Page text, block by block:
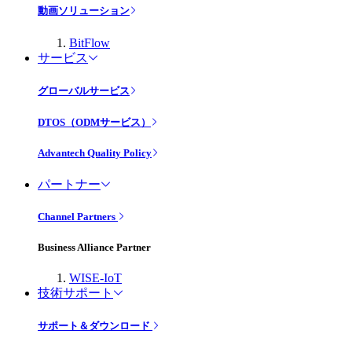
動画ソリューション
BitFlow
サービス
グローバルサービス
DTOS（ODMサービス）
Advantech Quality Policy
パートナー
Channel Partners
Business Alliance Partner
WISE-IoT
技術サポート
サポート＆ダウンロード